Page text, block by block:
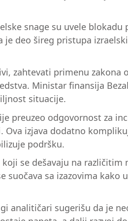
snage su uvele blokadu
je deo šireg pristupa
zahtevati primenu zakona
Ministar finansija
situacije.
preuzeo odgovornost za
Ova izjava dodatno
podršku.
se dešavaju na različitim
suočava sa izazovima kako
analitičari sugerišu da je